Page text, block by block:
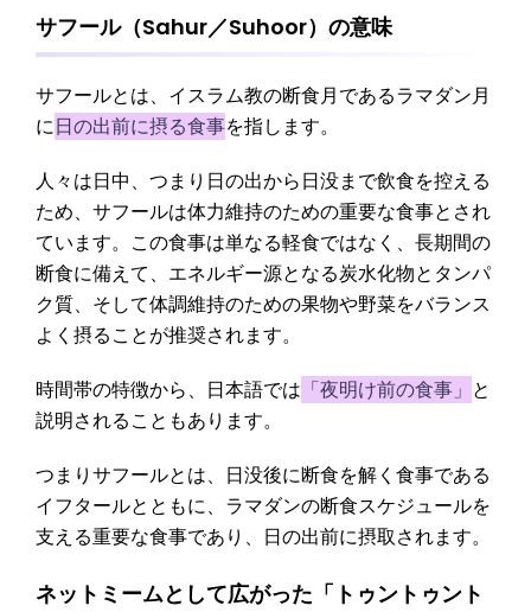
サフール（Sahur／Suhoor）の意味
サフールとは、イスラム教の断食月であるラマダン月
に日の出前に摂る食事を指します。
人々は日中、つまり日の出から日没まで飲食を控える
ため、サフールは体力維持のための重要な食事とされ
ています。この食事は単なる軽食ではなく、長期間の
断食に備えて、エネルギー源となる炭水化物とタンパ
ク質、そして体調維持のための果物や野菜をバランス
よく摂ることが推奨されます。
時間帯の特徴から、日本語では 「夜明け前の食事」 と
説明されることもあります。
つまりサフールとは、日没後に断食を解く食事である
イフタールとともに、ラマダンの断食スケジュールを
支える重要な食事であり、日の出前に摂取されます。
ネットミームとして広がった「トゥントゥント